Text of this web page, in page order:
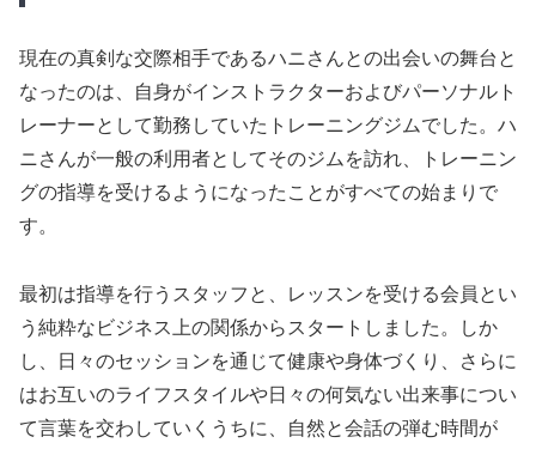
現在の真剣な交際相手であるハニさんとの出会いの舞台と
なったのは、自身がインストラクターおよびパーソナルト
レーナーとして勤務していたトレーニングジムでした。ハ
ニさんが一般の利用者としてそのジムを訪れ、トレーニン
グの指導を受けるようになったことがすべての始まりで
す。
最初は指導を行うスタッフと、レッスンを受ける会員とい
う純粋なビジネス上の関係からスタートしました。しか
し、日々のセッションを通じて健康や身体づくり、さらに
はお互いのライフスタイルや日々の何気ない出来事につい
て言葉を交わしていくうちに、自然と会話の弾む時間が